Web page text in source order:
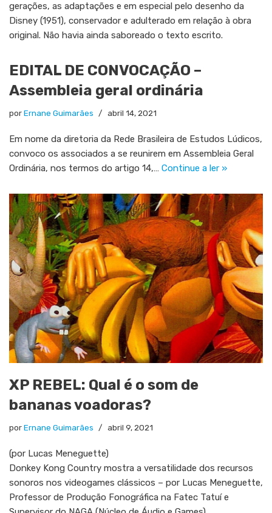
gerações, as adaptações e em especial pelo desenho da
Disney (1951), conservador e adulterado em relação à obra
original. Não havia ainda saboreado o texto escrito.
EDITAL DE CONVOCAÇÃO –
Assembleia geral ordinária
porErnane Guimarães abril 14, 2021
Em nome da diretoria da Rede Brasileira de Estudos Lúdicos,
convoco os associados a se reunirem em Assembleia Geral
Ordinária, nos termos do artigo 14,… Continue a ler »
XP REBEL: Qual é o som de
bananas voadoras?
porErnane Guimarães abril 9, 2021
(por Lucas Meneguette)
Donkey Kong Country mostra a versatilidade dos recursos
sonoros nos videogames clássicos – por Lucas Meneguette,
Professor de Produção Fonográfica na Fatec Tatuí e